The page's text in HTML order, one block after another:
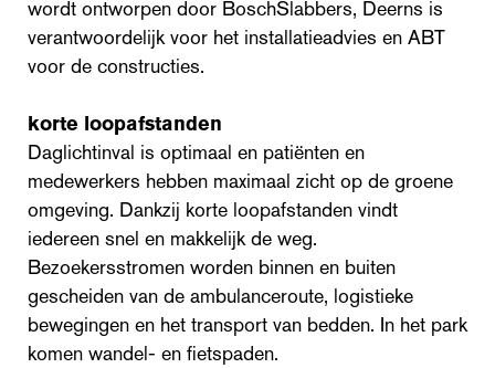
wordt ontworpen door BoschSlabbers, Deerns is
verantwoordelijk voor het installatieadvies en ABT
voor de constructies.
korte loopafstanden
Daglichtinval is optimaal en patiënten en
medewerkers hebben maximaal zicht op de groene
omgeving. Dankzij korte loopafstanden vindt
iedereen snel en makkelijk de weg.
Bezoekersstromen worden binnen en buiten
gescheiden van de ambulanceroute, logistieke
bewegingen en het transport van bedden. In het park
komen wandel- en fietspaden.